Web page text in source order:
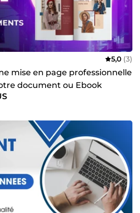
5,0 (3)
mise en page professionnelle
document ou Ebook